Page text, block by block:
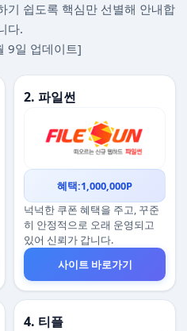
기 쉽도록 핵심만 선별해 안내합
다.
9일 업데이트]
2. 파일썬
혜택:1,000,000P
넉넉한 쿠폰 혜택을 주고, 꾸준
히 안정적으로 오래 운영되고
있어 신뢰가 갑니다.
사이트 바로가기
4. 티플